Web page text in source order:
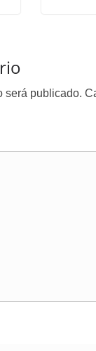
será publicado.